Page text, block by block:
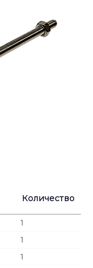
Количество
1
1
1